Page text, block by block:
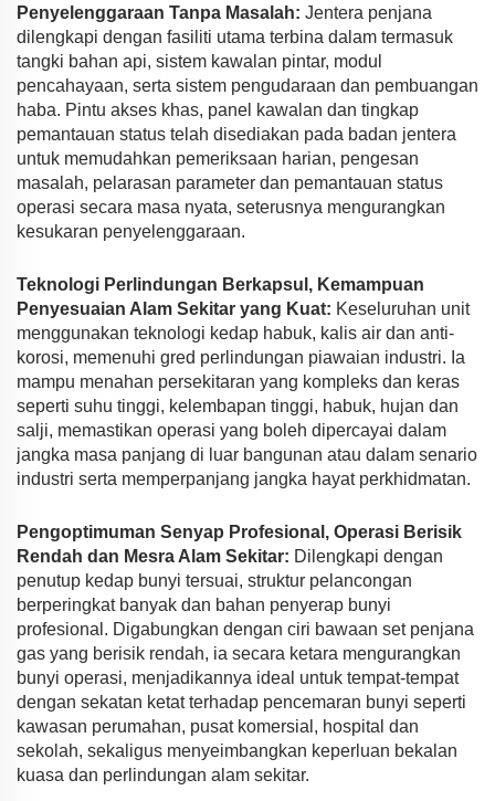
Penyelenggaraan Tanpa Masalah: Jentera penjana
dilengkapi dengan fasiliti utama terbina dalam termasuk
tangki bahan api, sistem kawalan pintar, modul
pencahayaan, serta sistem pengudaraan dan pembuangan
haba. Pintu akses khas, panel kawalan dan tingkap
pemantauan status telah disediakan pada badan jentera
untuk memudahkan pemeriksaan harian, pengesan
masalah, pelarasan parameter dan pemantauan status
operasi secara masa nyata, seterusnya mengurangkan
kesukaran penyelenggaraan.
Teknologi Perlindungan Berkapsul, Kemampuan
Penyesuaian Alam Sekitar yang Kuat: Keseluruhan unit
menggunakan teknologi kedap habuk, kalis air dan anti-
korosi, memenuhi gred perlindungan piawaian industri. Ia
mampu menahan persekitaran yang kompleks dan keras
seperti suhu tinggi, kelembapan tinggi, habuk, hujan dan
salji, memastikan operasi yang boleh dipercayai dalam
jangka masa panjang di luar bangunan atau dalam senario
industri serta memperpanjang jangka hayat perkhidmatan.
Pengoptimuman Senyap Profesional, Operasi Berisik
Rendah dan Mesra Alam Sekitar: Dilengkapi dengan
penutup kedap bunyi tersuai, struktur pelancongan
berperingkat banyak dan bahan penyerap bunyi
profesional. Digabungkan dengan ciri bawaan set penjana
gas yang berisik rendah, ia secara ketara mengurangkan
bunyi operasi, menjadikannya ideal untuk tempat-tempat
dengan sekatan ketat terhadap pencemaran bunyi seperti
kawasan perumahan, pusat komersial, hospital dan
sekolah, sekaligus menyeimbangkan keperluan bekalan
kuasa dan perlindungan alam sekitar.